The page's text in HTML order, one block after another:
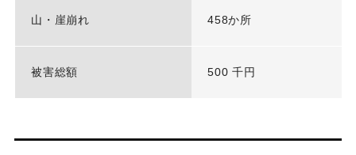
山・崖崩れ 458か所
被害総額 500 千円